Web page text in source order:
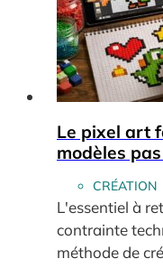
Le pixel art
modèles
CRÉATION
L'essentiel à
contrainte
méthode de